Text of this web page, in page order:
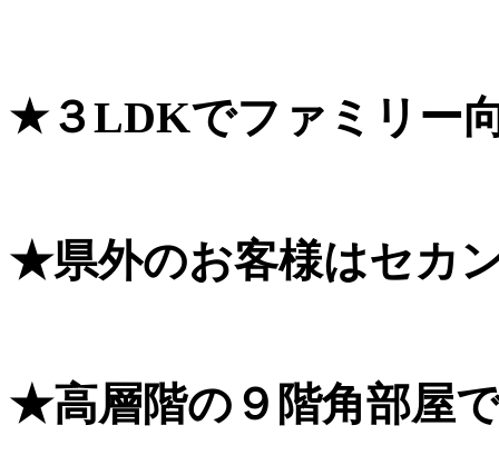
★３LDKでファミリー
★県外のお客様はセカ
★高層階の９階角部屋